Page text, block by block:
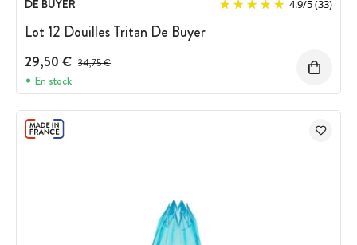
DE BUYER 4.9/5(33)
Lot 12 Douilles Tritan De Buyer
29,50 € Prix avant réduction :
34,75 €
En stock